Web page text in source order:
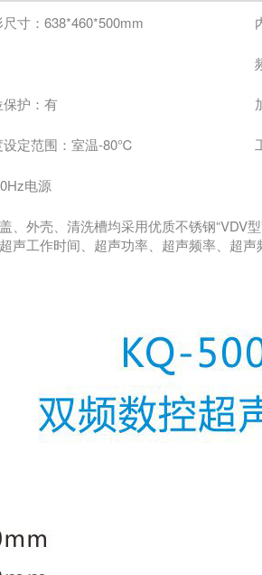
寸：638*460*500mm
保护：有
设定范围：室温-80℃
电源
、外壳、清洗槽均采用优质不锈钢“VDV
声工作时间、超声功率、超声频率、超